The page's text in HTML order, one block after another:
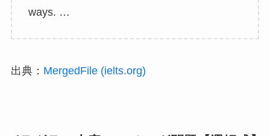
ways. …
出典： MergedFile (ielts.org)